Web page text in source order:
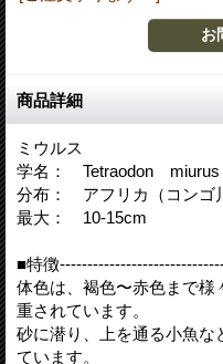
商品詳細
ミウルス
学名： Tetraodon miurus
分布： アフリカ（コンゴ
最大： 10-15cm
■特徴
体色は、褐色〜赤色まで様
重されています。
砂に潜り、上を通る小魚な
ています。